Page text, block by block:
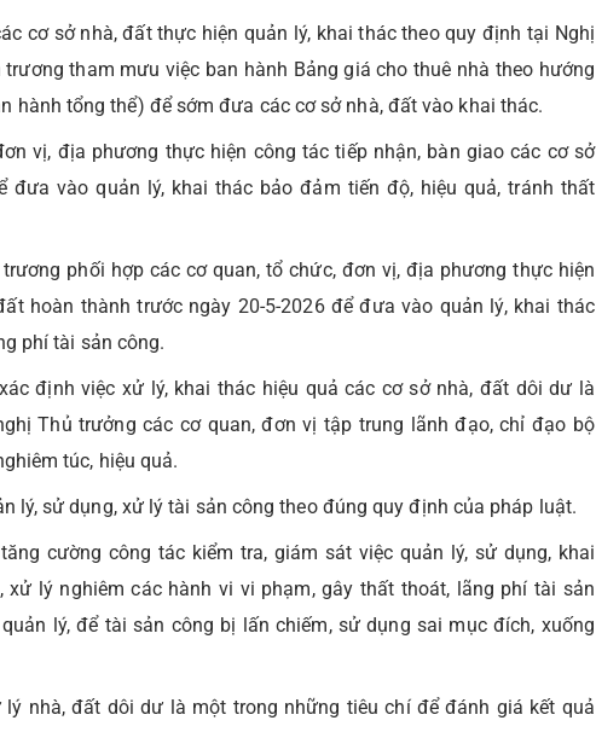
cơ sở nhà, đất thực hiện quản lý, khai thác theo quy định tại Nghị
tham mưu việc ban hành Bảng giá cho thuê nhà theo hướng
hành tổng thể) để sớm đưa các cơ sở nhà, đất vào khai thác.
vị, địa phương thực hiện công tác tiếp nhận, bàn giao các cơ sở
đưa vào quản lý, khai thác bảo đảm tiến độ, hiệu quả, tránh thất
phối hợp các cơ quan, tổ chức, đơn vị, địa phương thực hiện
hoàn thành trước ngày 20-5-2026 để đưa vào quản lý, khai thác
phí tài sản công.
định việc xử lý, khai thác hiệu quả các cơ sở nhà, đất dôi dư là
Thủ trưởng các cơ quan, đơn vị tập trung lãnh đạo, chỉ đạo bộ
túc, hiệu quả.
lý, sử dụng, xử lý tài sản công theo đúng quy định của pháp luật.
cường công tác kiểm tra, giám sát việc quản lý, sử dụng, khai
lý nghiêm các hành vi vi phạm, gây thất thoát, lãng phí tài sản
lý, để tài sản công bị lấn chiếm, sử dụng sai mục đích, xuống
nhà, đất dôi dư là một trong những tiêu chí để đánh giá kết quả